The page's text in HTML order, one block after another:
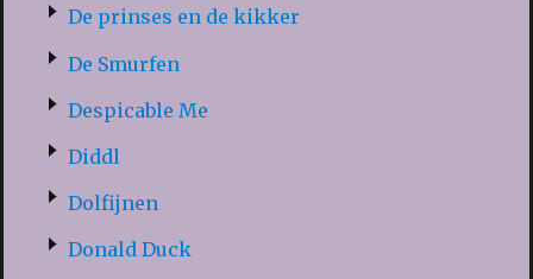
De prinses en de kikker
De Smurfen
Despicable Me
Diddl
Dolfijnen
Donald Duck